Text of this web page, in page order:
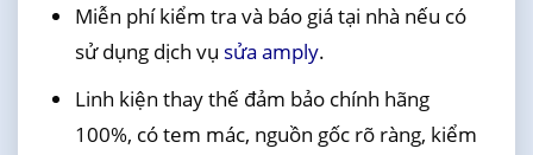
Miễn phí kiểm tra và báo giá tại nhà nếu có
sử dụng dịch vụ sửa amply.
Linh kiện thay thế đảm bảo chính hãng
100%, có tem mác, nguồn gốc rõ ràng, kiểm